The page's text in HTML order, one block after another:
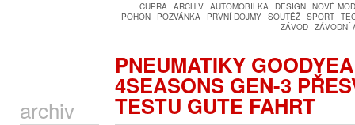
CUPRA ARCHIV AUTOMOBILKA DESIGN NOVÉ
POHON
POZVÁNKA PRVNÍ DOJMY SOUTĚŽ SPORT
ZÁVOD ZÁVODNÍ
PNEUMATIKY
4SEASONS GEN-3
TESTU GUTE FAHRT
archiv